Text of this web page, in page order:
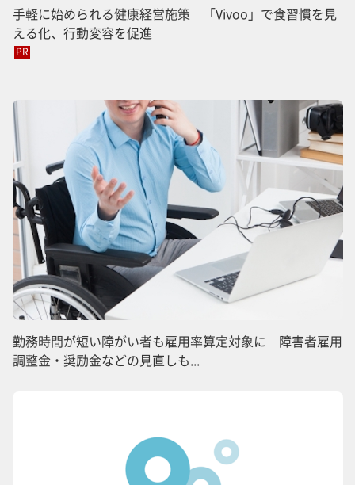
手軽に始められる健康経営施策 「Vivoo」で食習慣を見
える化、行動変容を促進
PR
勤務時間が短い障がい者も雇用率算定対象に 障害者雇用
調整金・奨励金などの見直しも...